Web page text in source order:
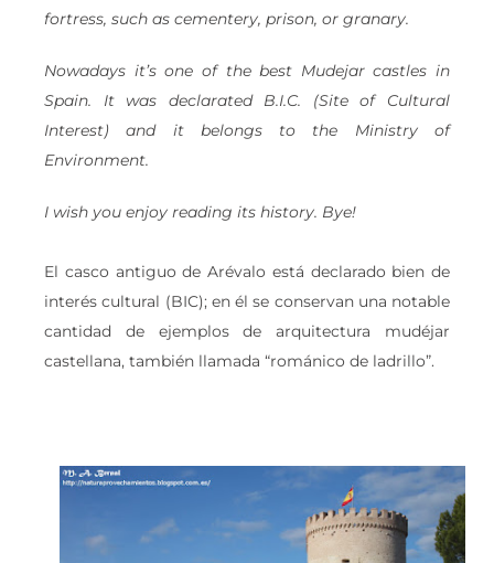
fortress, such as cementery, prison, or granary.
Nowadays it’s one of the best Mudejar castles in
Spain. It was declarated B.I.C. (Site of Cultural
Interest) and it belongs to the Ministry of
Environment.
I wish you enjoy reading its history. Bye!
El casco antiguo de Arévalo está declarado bien de
interés cultural (BIC); en él se conservan una notable
cantidad de ejemplos de arquitectura mudéjar
castellana, también llamada “románico de ladrillo”.